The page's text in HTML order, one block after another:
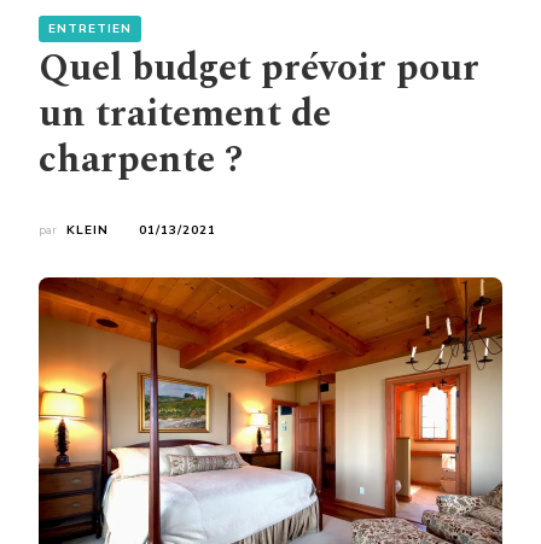
ENTRETIEN
Quel budget prévoir pour
un traitement de
charpente ?
par KLEIN 01/13/2021